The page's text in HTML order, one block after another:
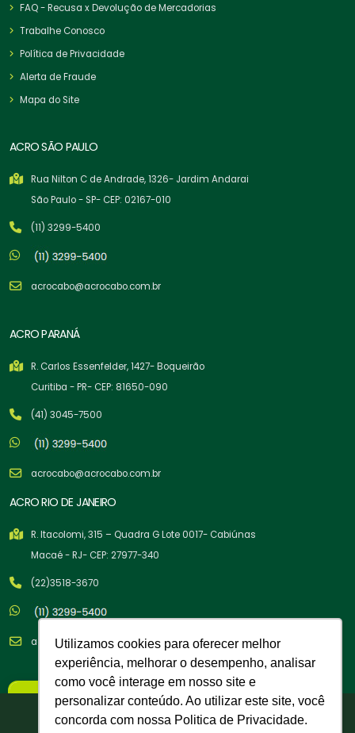
Tem cupom para você!
Utilizamos cookies para oferecer melhor
experiência, melhorar o desempenho, analisar
como você interage em nosso site e
personalizar conteúdo. Ao utilizar este site, você
concorda com nossa Politica de Privacidade.
FAQ - Recusa x Devolução de Mercadorias
Trabalhe Conosco
Política de Privacidade
Alerta de Fraude
Mapa do Site
ACRO SÃO PAULO
Rua Nilton C de Andrade, 1326- Jardim Andarai
São Paulo - SP- CEP: 02167-010
(11) 3299-5400
acrocabo@acrocabo.com.br
ACRO PARANÁ
R. Carlos Essenfelder, 1427- Boqueirão
Curitiba - PR- CEP: 81650-090
(41) 3045-7500
acrocabo@acrocabo.com.br
ACRO RIO DE JANEIRO
R. Itacolomi, 315 – Quadra G Lote 0017- Cabiúnas
Macaé - RJ- CEP: 27977-340
(22)3518-3670
acrocabo@acrocabo.com.br
×
Nova Política Comercial
A partir de 02/02/26